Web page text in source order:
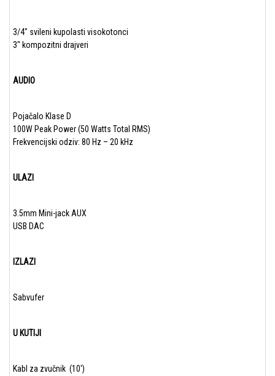
3/4″ svileni kupolasti visokotonci
3″ kompozitni drajveri
AUDIO
Pojačalo Klase D
100W Peak Power (50 Watts Total RMS)
Frekvencijski odziv: 80 Hz – 20 kHz
ULAZI
3.5mm Mini-jack AUX
USB DAC
IZLAZI
Sabvufer
U KUTIJI
Kabl za zvučnik (10′)